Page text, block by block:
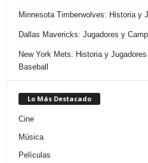
Minnesota Timberwolves: Historia y
Dallas Mavericks: Jugadores y
New York Mets: Historia y
Baseball
Lo Más Destacado
Cine
Música
Películas